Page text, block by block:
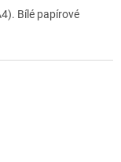
Bílé papírové